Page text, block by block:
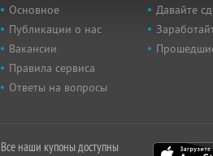
Основное
Публикации о нас
Вакансии
Правила сервиса
Ответы на вопросы
Давайте
Все наши купоны доступны